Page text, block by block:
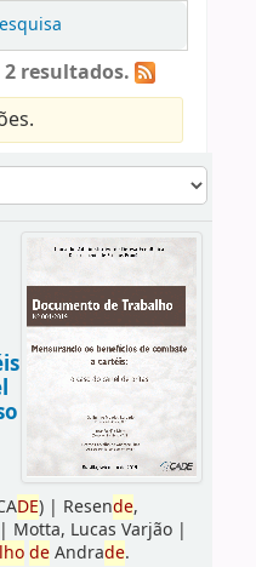
resultados.
DE)| Resende,
| Motta, Lucas Varjão|
deAndrade.